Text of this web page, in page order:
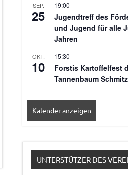
SEP.
25
19:00
Jugendtreff des
und Jugend für alle
Jahren
OKT.
10
15:30
Forstis Kartoffelfest
Tannenbaum
Kalender anzeigen
UNTERSTÜTZER DES